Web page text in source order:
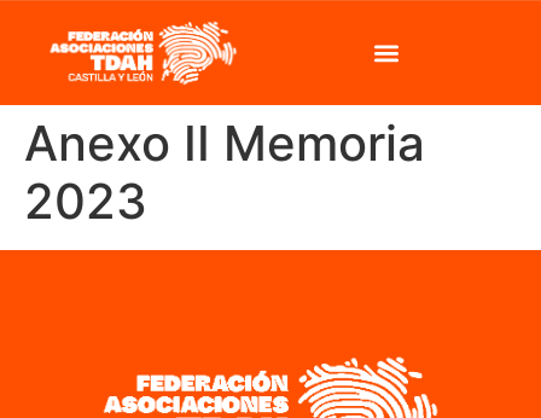
Anexo II Memoria
2023